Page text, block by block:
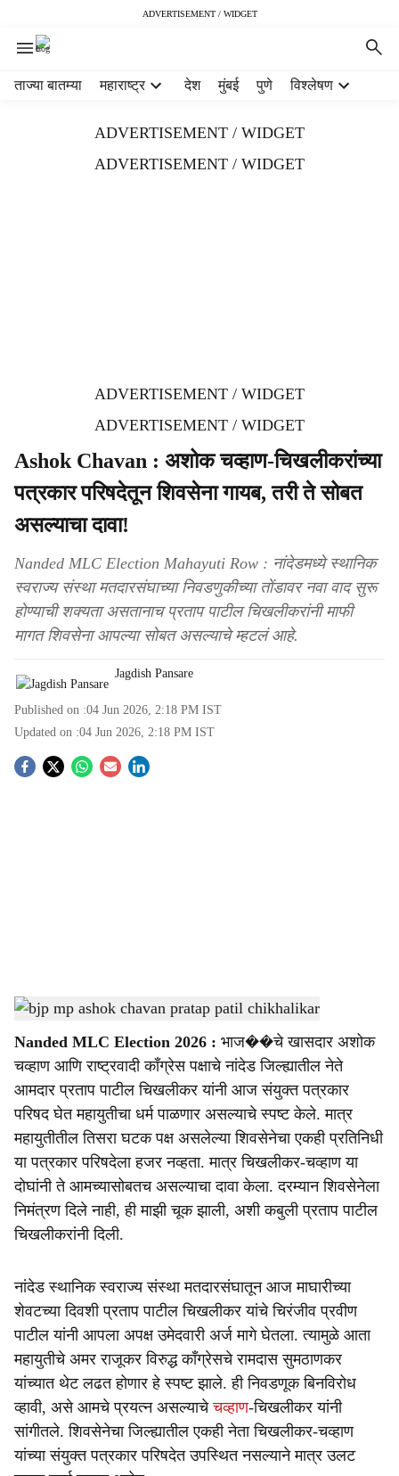
ADVERTISEMENT / WIDGET
ताज्या बातम्या महाराष्ट्र देश मुंबई पुणे विश्लेषण
ADVERTISEMENT / WIDGET
ADVERTISEMENT / WIDGET
ADVERTISEMENT / WIDGET
ADVERTISEMENT / WIDGET
Ashok Chavan : अशोक चव्हाण-चिखलीकरांच्या
पत्रकार परिषदेतून शिवसेना गायब, तरी ते सोबत
असल्याचा दावा!
Nanded MLC Election Mahayuti Row : नांदेडमध्ये स्थानिक
स्वराज्य संस्था मतदारसंघाच्या निवडणुकीच्या तोंडावर नवा वाद सुरू
होण्याची शक्यता असतानाच प्रताप पाटील चिखलीकरांनी माफी
मागत शिवसेना आपल्या सोबत असल्याचे म्हटलं आहे.
Jagdish Pansare
Published on :04 Jun 2026, 2:18 PM IST
Updated on :04 Jun 2026, 2:18 PM IST
S
a
r
e
bjp mp ashok chavan pratap patil chikhalikar- sarkarnama
Nanded MLC Election 2026 : भाज��चे खासदार अशोक
चव्हाण आणि राष्ट्रवादी काँग्रेस पक्षाचे नांदेड जिल्ह्यातील नेते
आमदार प्रताप पाटील चिखलीकर यांनी आज संयुक्त पत्रकार
परिषद घेत महायुतीचा धर्म पाळणार असल्याचे स्पष्ट केले. मात्र
महायुतीतील तिसरा घटक पक्ष असलेल्या शिवसेनेचा एकही प्रतिनिधी
या पत्रकार परिषदेला हजर नव्हता. मात्र चिखलीकर-चव्हाण या
दोघांनी ते आमच्यासोबतच असल्याचा दावा केला. दरम्यान शिवसेनेला
निमंत्रण दिले नाही, ही माझी चूक झाली, अशी कबुली प्रताप पाटील
चिखलीकरांनी दिली.
नांदेड स्थानिक स्वराज्य संस्था मतदारसंघातून आज माघारीच्या
शेवटच्या दिवशी प्रताप पाटील चिखलीकर यांचे चिरंजीव प्रवीण
पाटील यांनी आपला अपक्ष उमेदवारी अर्ज मागे घेतला. त्यामुळे आता
महायुतीचे अमर राजूकर विरुद्ध काँग्रेसचे रामदास सुमठाणकर
यांच्यात थेट लढत होणार हे स्पष्ट झाले. ही निवडणूक बिनविरोध
व्हावी, असे आमचे प्रयत्न असल्याचेचव्हाण-चिखलीकर यांनी
सांगीतले. शिवसेनेचा जिल्ह्यातील एकही नेता चिखलीकर-चव्हाण
यांच्या संयुक्त पत्रकार परिषदेत उपस्थित नसल्याने मात्र उलट